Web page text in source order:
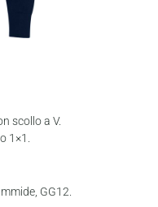
scollo a V.
1×1.
GG12.